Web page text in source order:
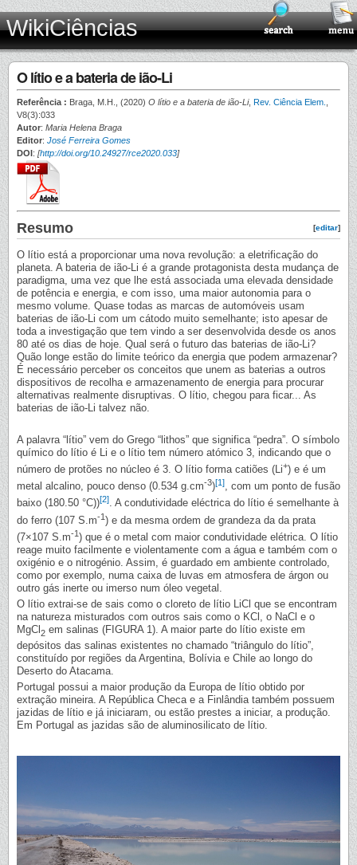
WikiCiências
O lítio e a bateria de ião-Li
Referência : Braga, M.H., (2020) O lítio e a bateria de ião-Li, Rev. Ciência Elem.
V8(3):033
Autor: Maria Helena Braga
Editor: José Ferreira Gomes
DOI: [http://doi.org/10.24927/rce2020.033]
[editar]
Resumo
O lítio está a proporcionar uma nova revolução: a eletrificação do
planeta. A bateria de ião-Li é a grande protagonista desta mudança de
paradigma, uma vez que lhe está associada uma elevada densidade
de potência e energia, e com isso, uma maior autonomia para o
mesmo volume. Quase todas as marcas de automóveis usam
baterias de ião-Li com um cátodo muito semelhante; isto apesar de
toda a investigação que tem vindo a ser desenvolvida desde os anos
80 até os dias de hoje. Qual será o futuro das baterias de ião-Li?
Quão longe estão do limite teórico da energia que podem armazenar?
É necessário perceber os conceitos que unem as baterias a outros
dispositivos de recolha e armazenamento de energia para procurar
alternativas realmente disruptivas. O lítio, chegou para ficar... As
baterias de ião-Li talvez não.
A palavra “lítio” vem do Grego “lithos” que significa “pedra”. O símbolo
químico do lítio é Li e o lítio tem número atómico 3, indicando que o
número de protões no núcleo é 3. O lítio forma catiões (Li+) e é um
metal alcalino, pouco denso (0.534 g.cm-3)[1], com um ponto de fusão
baixo (180.50 °C))[2]. A condutividade eléctrica do lítio é semelhante à
do ferro (107 S.m-1) e da mesma ordem de grandeza da da prata
(7×107 S.m-1) que é o metal com maior condutividade elétrica. O lítio
reage muito facilmente e violentamente com a água e também com o
oxigénio e o nitrogénio. Assim, é guardado em ambiente controlado,
como por exemplo, numa caixa de luvas em atmosfera de árgon ou
outro gás inerte ou imerso num óleo vegetal.
O lítio extrai-se de sais como o cloreto de lítio LiCl que se encontram
na natureza misturados com outros sais como o KCl, o NaCl e o
MgCl 2 em salinas (FIGURA 1). A maior parte do lítio existe em
depósitos das salinas existentes no chamado “triângulo do lítio”,
constituído por regiões da Argentina, Bolívia e Chile ao longo do
Deserto do Atacama.
Portugal possui a maior produção da Europa de lítio obtido por
extração mineira. A República Checa e a Finlândia também possuem
jazidas de lítio e já iniciaram, ou estão prestes a iniciar, a produção.
Em Portugal as jazidas são de aluminosilicato de lítio.